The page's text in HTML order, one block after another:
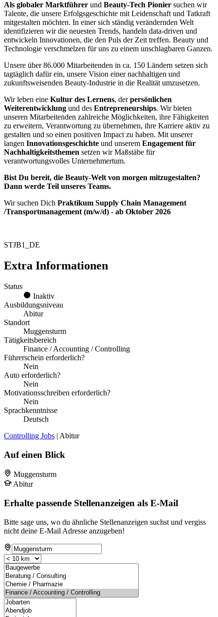
Als globaler Marktführer und Beauty-Tech Pionier suchen wir
Talente, die unsere Erfolgsgeschichte mit Leidenschaft und Tatkraft
mitgestalten möchten. In einer sich ständig verändernden Welt
identifizieren wir die neuesten Trends, handeln data-driven und
entwickeln Innovationen, die den Puls der Zeit treffen. Beauty und
Technologie verschmelzen für uns zu einem unschlagbaren Ganzen.
Unsere über 86.000 Mitarbeitenden in ca. 150 Ländern setzen sich
tagtäglich dafür ein, unsere Vision einer nachhaltigen und
zukunftsweisenden Beauty-Industrie in die Realität umzusetzen.
Wir leben eine Kultur des Lernens, derpersönlichen
Weiterentwicklung und des Entrepreneurships. Wir bieten
unseren Mitarbeitenden zahlreiche Möglichkeiten, ihre Fähigkeiten
zu erweitern, Verantwortung zu übernehmen, ihre Karriere aktiv zu
gestalten und so einen positiven Impact zu haben. Mit unserer
langen Innovationsgeschichte und unserem Engagement für
Nachhaltigkeitsthemen setzen wir Maßstäbe für
verantwortungsvolles Unternehmertum.
Bist Du bereit, die Beauty-Welt von morgen mitzugestalten?
Dann werde Teil unseres Teams.
Wir suchen Dich Praktikum Supply Chain Management
/Transportmanagement (m/w/d) - ab Oktober 2026
STJB1_DE
Extra Informationen
Status
Inaktiv
Ausbildungsniveau
Abitur
Standort
Muggensturm
Tätigkeitsbereich
Finance / Accounting / Controlling
Führerschein erforderlich?
Nein
Auto erforderlich?
Nein
Motivationsschreiben erforderlich?
Nein
Sprachkenntnisse
Deutsch
Controlling Jobs | Abitur
Auf einen Blick
Muggensturm
Abitur
Erhalte passende Stellenanzeigen als E-Mail
Bitte sage uns, wo du ähnliche Stellenanzeigen suchst und vergiss
nicht deine E-Mail Adresse anzugeben!